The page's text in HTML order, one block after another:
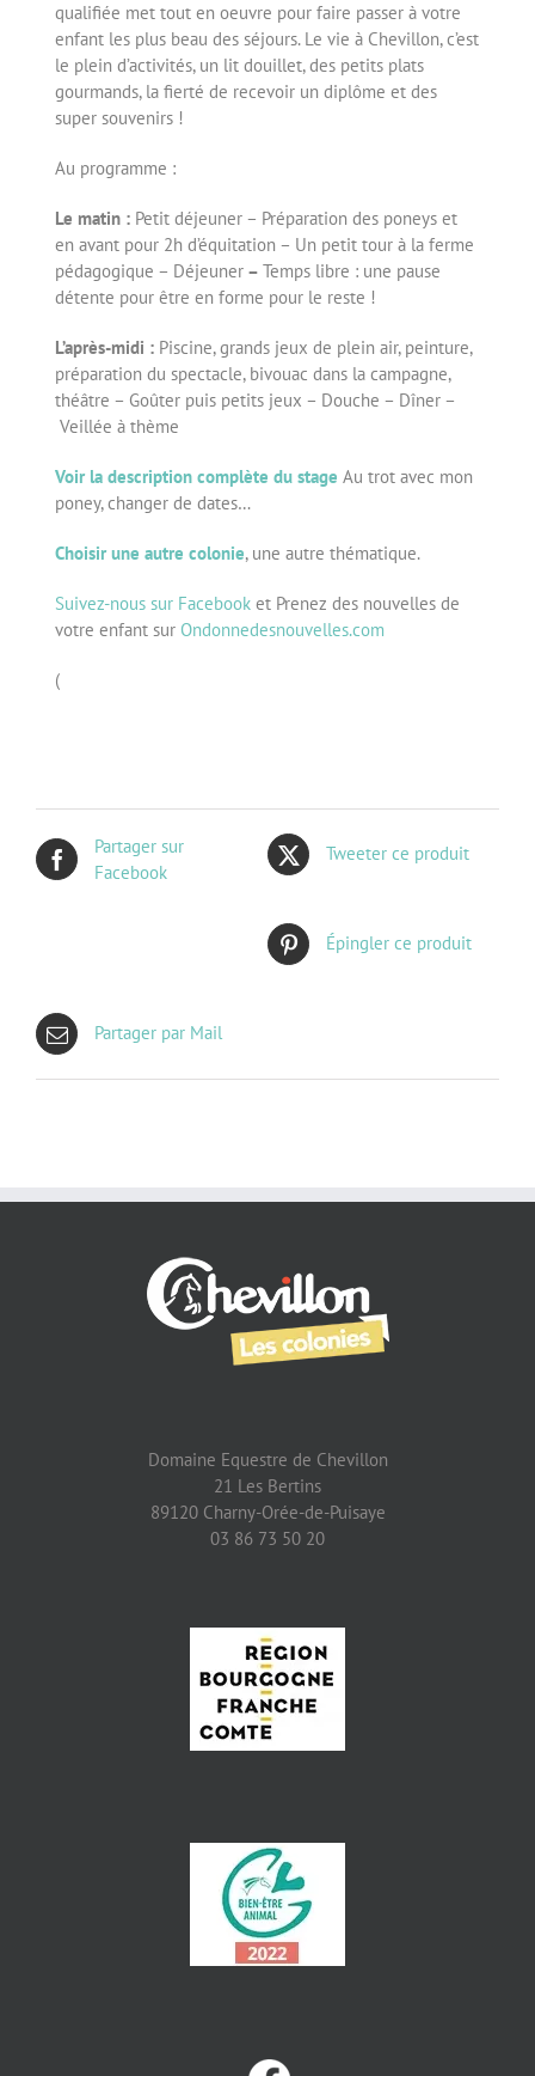
qualifiée met tout en oeuvre pour faire passer à votre
enfant les plus beau des séjours. Le vie à Chevillon, c’est
le plein d’activités, un lit douillet, des petits plats
gourmands, la fierté de recevoir un diplôme et des
super souvenirs !
Au programme :
Le matin : Petit déjeuner – Préparation des poneys et
en avant pour 2h d’équitation – Un petit tour à la ferme
pédagogique – Déjeuner– Temps libre : une pause
détente pour être en forme pour le reste !
L’après-midi :Piscine, grands jeux de plein air, peinture,
préparation du spectacle, bivouac dans la campagne,
théâtre – Goûter puis petits jeux – Douche – Dîner –
Veillée à thème
Voir la description complète du stage Au trot avec mon
poney, changer de dates…
Choisir une autre colonie, une autre thématique.
Suivez-nous sur Facebooket Prenez des nouvelles de
votre enfant sur Ondonnedesnouvelles.com
(
Partager sur
Facebook
Tweeter ce produit
Épingler ce produit
Partager par Mail
Domaine Equestre de Chevillon
21 Les Bertins
89120 Charny-Orée-de-Puisaye
03 86 73 50 20